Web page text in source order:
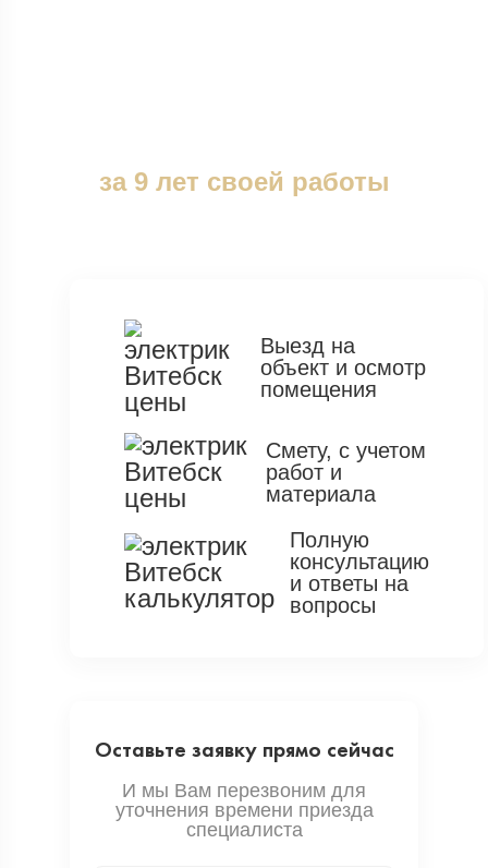
за 9 лет своей работы
Выезд на
объекти осмотр
помещения
Смету, с учетом
работ и
материала
Полную
консультацию
и ответы на
вопросы
Оставьте заявку прямо сейчас
И мы Вам перезвоним для
уточнения времени приезда
специалиста